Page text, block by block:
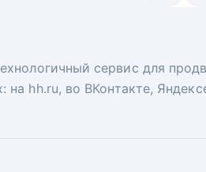
сервис для
hh.ru, во ВКонтакте,
странице hh.ru.
кандидатов и когда вам
менеджеры hh.ru с